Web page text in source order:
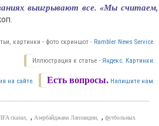
выигрывают все. «Мы считаем,
картинки - фото скриншот - Rambler News Service.
Иллюстрация к статье - Яндекс. Картинки.
Есть вопросы. Напишите нам.
на сайте.
сказал , Азербайджана Лапландии ,футбольных